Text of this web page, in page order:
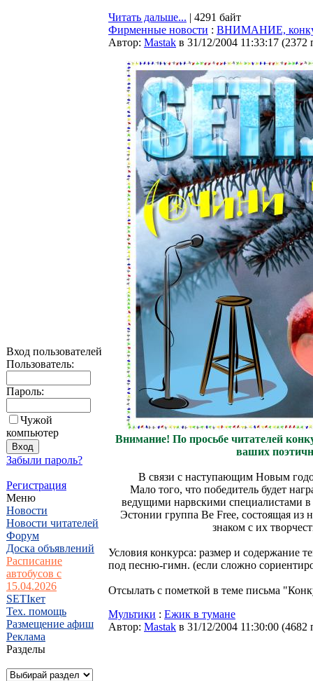
Вход пользователей
Пользователь:
Пароль:
Чужой
компьютер
Забыли пароль?
Регистрация
Меню
Новости
Новости читателей
Форум
Доска объявлений
Расписание
автобусов с
15.04.2026
SETIкет
Тех. помощь
Размещение афиш
Реклама
Разделы
Читать дальше... | 4291 байт
Фирменные новости : ВНИМАНИЕ,
Автор: Мastak в 31/12/2004 11:33:17 (2372
Внимание! По просьбе читателей
ваших
В связи с наступающим Новым
Мало того, что победитель будет
ведущими нарвскими специалистами в
Эстонии группа Be Free, состоящая
знаком с их
Условия конкурса: размер и содержание
под песню-гимн. (если сложно
Отсылать с пометкой в теме письма
Мультики : Ежик в тумане
Автор: Мastak в 31/12/2004 11:30:00 (4682